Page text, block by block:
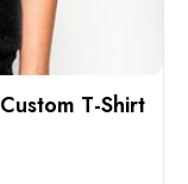
Custom T-Shirt